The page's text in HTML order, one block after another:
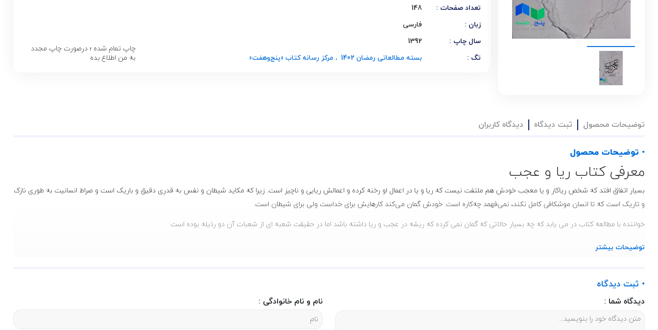
تعداد صفحات :
148
زبان :
فارسی
سال چاپ :
1392
تگ :
بسته مطالعاتی رمضان 1402 ، مرکز رسانه کتاب «پنج‌و‌هفت»
چاپ تمام شده ؛ درصورت چاپ مجدد
به من اطلاع بده
توضیحات محصول ثبت دیدگاه دیدگاه کاربران
• توضیحات محصول
معرفی کتاب ریا و عجب
بسیار اتفاق افتد که شخص ریاکار و یا معجب خودش هم ملتفت نیست که ریا و یا در اعمال او رخنه کرده و اعمالش ریایی و ناچیز است. زیرا که مکاید شیطان و نفس به قدری دقیق و باریک است و صراط انسانیت به طوری نازک
و تاریک است که تا انسان موشکافی کامل نکند، نمی‌فهمد چه‌کاره است. خودش گمان می‌کند کارهایش برای خداست ولی برای شیطان است.
خواننده با مطالعه کتاب در می یابد که چه بسیار حالاتی که گمان نمی کرده که ریشه در عجب و ریا داشته باشد اما در حقیقت شعبه ای از شعبات آن دو رذیله بوده است
مطالعه ی این کتاب مفید و ارزشمند و کاربردی که یک دوره ی اجمالی از معرفت نفس نیز محسوب می شود و مشحون از آیات و روایات است را به تمام جوانان طالب سلوک الی الله توصیه می کنیم
بسیار اتفاق افتد که شخص ریاکار و یا معجب خودش هم ملتفت نیست که ریا و یا عجب در اعمال او رخنه کرده و اعمالش ریایی و ناچیز است. زیرا که مکاید شیطان و نفس به قدری دقیق و باریک است
و صراط انسانیت به طوری که نازک و تاریک است که تا انسان موشکافی کامل نکند، نمی فهمد چه کاره است. خودش گمان می کند کارهایش برای خداست ولی برای شیطان است.
قیمت کتاب
توضیحات بیشتر
• ثبت دیدگاه
دیدگاه شما : نام و نام خانوادگی :